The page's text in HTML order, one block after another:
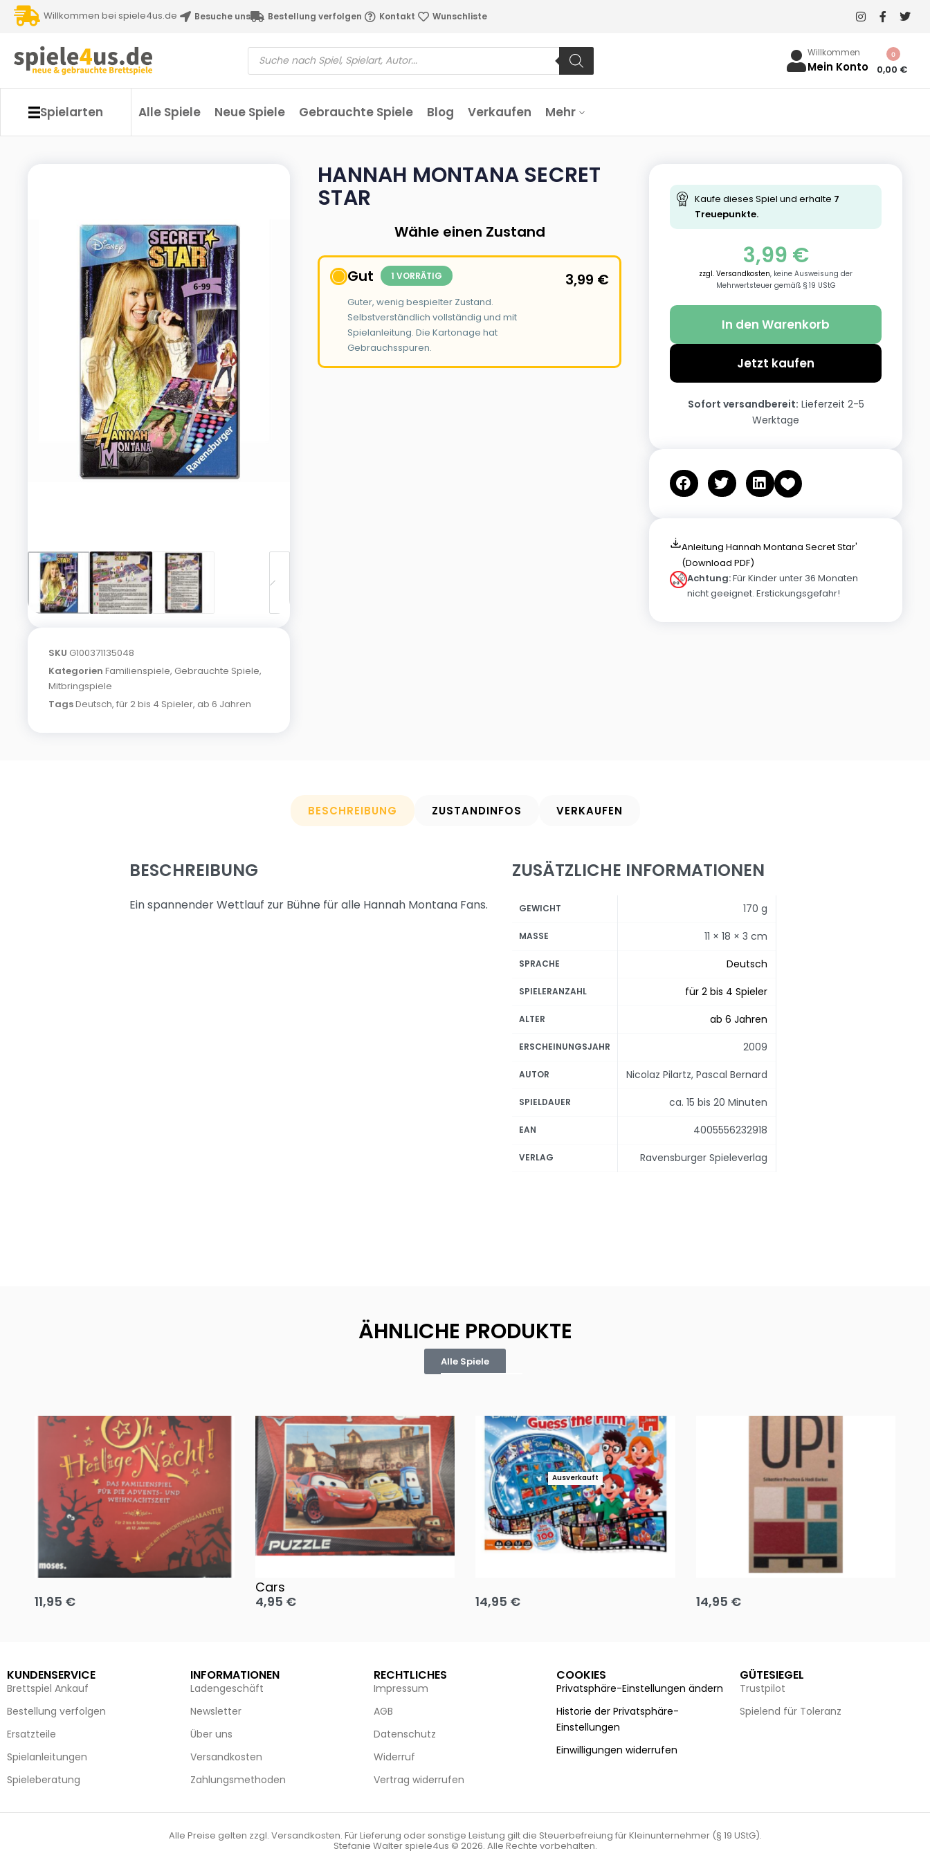
Willkommen bei spiele4us.de Besuche uns Bestellung verfolgen Kontakt Wunschliste
Willkommen
Mein Konto 0,00 €
0
Spielarten Alle Spiele Neue Spiele Gebrauchte Spiele Blog Verkaufen Mehr
SKU G100371135048
Kategorien Familienspiele, Gebrauchte Spiele,
Mitbringspiele
TagsDeutsch, für 2 bis 4 Spieler, ab 6 Jahren
HANNAH MONTANA SECRET
STAR
Wähle einen Zustand
Gut 1 VORRÄTIG
Guter, wenig bespielter Zustand.
Selbstverständlich vollständig und mit
Spielanleitung. Die Kartonage hat
Gebrauchsspuren.
3,99 €
Kaufe dieses Spiel und erhalte 7
Treuepunkte.
3,99 €
zzgl. Versandkosten, keine Ausweisung der
Mehrwertsteuer gemäß § 19 UStG
In den Warenkorb
Jetzt kaufen
Sofort versandbereit: Lieferzeit 2-5
Werktage
Anleitung Hannah Montana Secret Star'
(Download PDF)
Achtung:Für Kinder unter 36 Monaten
nicht geeignet. Erstickungsgefahr!
BESCHREIBUNG ZUSTANDINFOS VERKAUFEN
BESCHREIBUNG
Ein spannender Wettlauf zur Bühne für alle Hannah Montana Fans.
ZUSÄTZLICHE INFORMATIONEN
GEWICHT 170 g
MASSE 11 × 18 × 3 cm
SPRACHE Deutsch
SPIELERANZAHL für 2 bis 4 Spieler
ALTER ab 6 Jahren
ERSCHEINUNGSJAHR 2009
AUTOR Nicolaz Pilartz, Pascal Bernard
SPIELDAUER ca. 15 bis 20 Minuten
EAN 4005556232918
VERLAG Ravensburger Spieleverlag
ÄHNLICHE PRODUKTE
Alle Spiele
Oh, heilige Nacht!
11,95 €
Cars
4,95 €
Ausverkauft
14,95 €
Team up
14,95 €
KUNDENSERVICE
Brettspiel Ankauf
Bestellung verfolgen
Ersatzteile
Spielanleitungen
Spieleberatung
INFORMATIONEN
Ladengeschäft
Newsletter
Über uns
Versandkosten
Zahlungsmethoden
RECHTLICHES
Impressum
AGB
Datenschutz
Widerruf
Vertrag widerrufen
COOKIES
Privatsphäre-Einstellungen ändern
Historie der Privatsphäre-
Einstellungen
Einwilligungen widerrufen
GÜTESIEGEL
Trustpilot
Spielend für Toleranz
Alle Preise gelten zzgl. Versandkosten. Für Lieferung oder sonstige Leistung gilt die Steuerbefreiung für Kleinunternehmer (§ 19 UStG).
Stefanie Walter spiele4us © 2026. Alle Rechte vorbehalten.